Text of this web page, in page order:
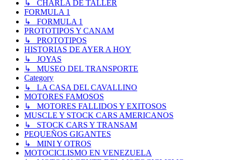
↳ CHARLA DE TALLER
FORMULA 1
↳ FORMULA 1
PROTOTIPOS Y CANAM
↳ PROTOTIPOS
HISTORIAS DE AYER A HOY
↳ JOYAS
↳ MUSEO DEL TRANSPORTE
Category
↳ LA CASA DEL CAVALLINO
MOTORES FAMOSOS
↳ MOTORES FALLIDOS Y EXITOSOS
MUSCLE Y STOCK CARS AMERICANOS
↳ STOCK CARS Y TRANSAM
PEQUEÑOS GIGANTES
↳ MINI Y OTROS
MOTOCICLISMO EN VENEZUELA